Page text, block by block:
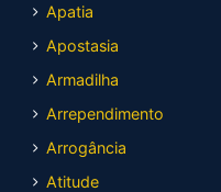
Apatia
Apostasia
Armadilha
Arrependimento
Arrogância
Atitude